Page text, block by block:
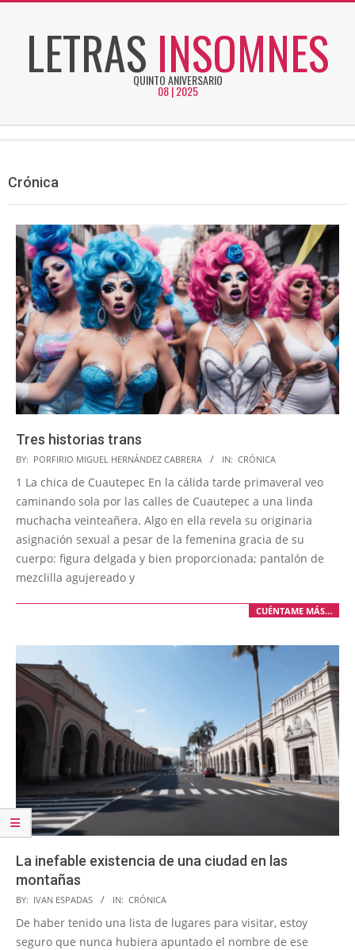
LETRAS INSOMNES
QUINTO ANIVERSARIO
08 | 2025
Crónica
Tres historias trans
2026-
05-
17
BY: PORFIRIO MIGUEL HERNÁNDEZ CABRERA IN: CRÓNICA
1 La chica de Cuautepec En la cálida tarde primaveral veo
caminando sola por las calles de Cuautepec a una linda
muchacha veinteañera. Algo en ella revela su originaria
asignación sexual a pesar de la femenina gracia de su
cuerpo: figura delgada y bien proporcionada; pantalón de
mezclilla agujereado y
CUÉNTAME MÁS…
La inefable existencia de una ciudad en las
montañas
2026-
04-
BY: IVAN ESPADAS IN: CRÓNICA
De haber tenido una lista de lugares para visitar, estoy
seguro que nunca hubiera apuntado el nombre de ese